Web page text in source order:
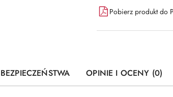
Pobierz produkt do
OPINIE I OCENY (0)